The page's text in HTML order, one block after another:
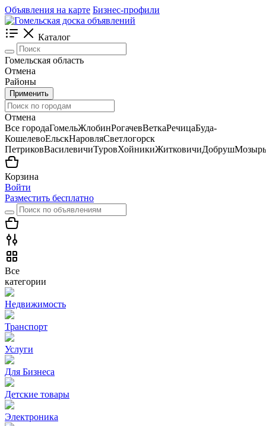
Объявления на карте Бизнес-профили
Каталог
Гомельская область
Отмена
Районы
Применить
Отмена
Все городаГомельЖлобинРогачевВеткаРечицаБуда-
КошелевоЕльскНаровляСветлогорск
ПетриковВасилевичиТуровХойникиЖитковичиДобрушМозырь
Корзина
Войти
Разместить бесплатно
Все
категории
Недвижимость
Транспорт
Услуги
Для Бизнеса
Детские товары
Электроника